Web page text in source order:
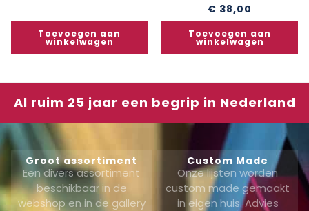
Toevoegen aan
winkelwagen
€ 38,00
Toevoegen aan
winkelwagen
Al ruim 25 jaar een begrip in Nederland
Groot assortiment
Een divers assortiment
beschikbaar in de
webshop en in de gallery
Custom Made
Onze lijsten worden
custom made gemaakt
in eigen huis. Advies